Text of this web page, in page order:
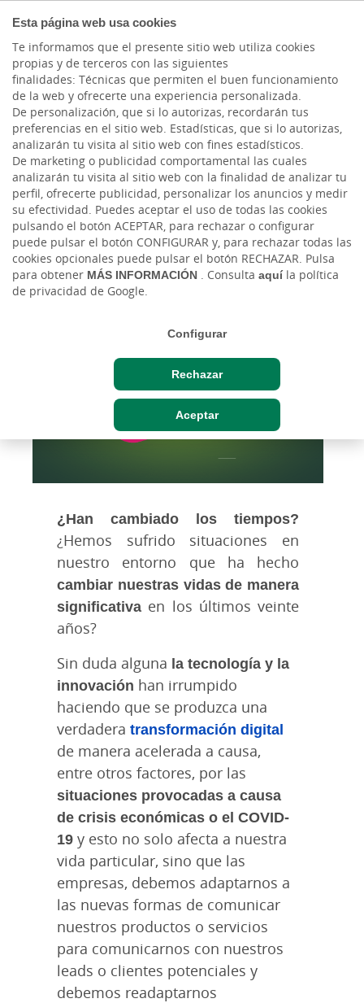
Esta página web usa cookies
Te informamos que el presente sitio web utiliza cookies
propias y de terceros con las siguientes
finalidades: Técnicas que permiten el buen funcionamiento
de la web y ofrecerte una experiencia personalizada.
De personalización, que si lo autorizas, recordarán tus
preferencias en el sitio web. Estadísticas, que si lo autorizas,
analizarán tu visita al sitio web con fines estadísticos.
De marketing o publicidad comportamental las cuales
analizarán tu visita al sitio web con la finalidad de analizar tu
perfil, ofrecerte publicidad, personalizar los anuncios y medir
su efectividad. Puedes aceptar el uso de todas las cookies
pulsando el botón ACEPTAR, para rechazar o configurar
puede pulsar el botón CONFIGURAR y, para rechazar todas las
cookies opcionales puede pulsar el botón RECHAZAR. Pulsa
para obtener MÁS INFORMACIÓN . Consulta aquíla política
de privacidad de Google.
Configurar
Rechazar
Aceptar
Actualidad
La captación de leads:
del comercial externo al
comercial interno
Jue, 02/06/2022 - 12:00
¿Han cambiado los tiempos?
¿Hemos sufrido situaciones en
nuestro entorno que ha hecho
cambiar nuestras vidas de manera
significativa en los últimos veinte
años?
Sin duda alguna la tecnología y la
innovación han irrumpido
haciendo que se produzca una
verdadera transformación digital
de manera acelerada a causa,
entre otros factores, por las
situaciones provocadas a causa
de crisis económicas o el COVID-
19 y esto no solo afecta a nuestra
vida particular, sino que las
empresas, debemos adaptarnos a
las nuevas formas de comunicar
nuestros productos o servicios
para comunicarnos con nuestros
leads o clientes potenciales y
debemos readaptarnos